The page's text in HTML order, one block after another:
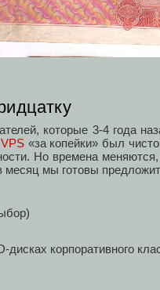
которые 3-4 года
VPS «за копейки» был
Но времена
месяц мы готовы
корпоративного